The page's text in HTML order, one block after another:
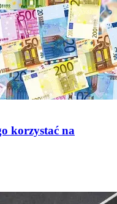
korzystać na